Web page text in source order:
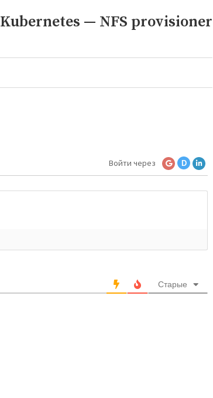
Kubernetes — NFS provisioner
Войти через D
Старые